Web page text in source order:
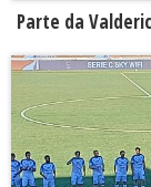
Parte da